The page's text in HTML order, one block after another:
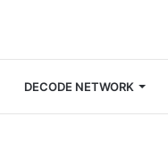
DECODE NETWORK